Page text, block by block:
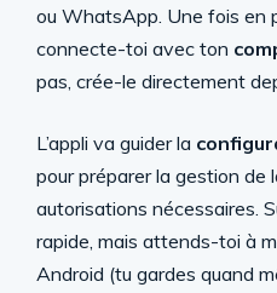
ou WhatsApp. Une fois en
connecte-toi avec ton
pas, crée-le directement
L’appli va guider la
pour préparer la gestion de
autorisations nécessaires.
rapide, mais attends-toi à
Android (tu gardes quand